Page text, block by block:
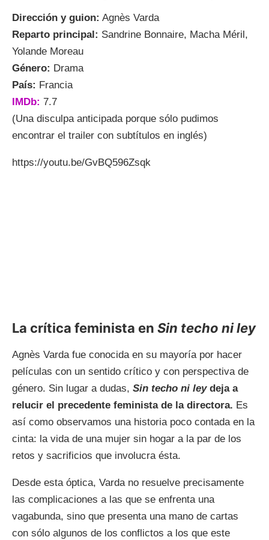
Dirección y guion: Agnès Varda
Reparto principal: Sandrine Bonnaire, Macha Méril,
Yolande Moreau
Género: Drama
País: Francia
IMDb: 7.7
(Una disculpa anticipada porque sólo pudimos
encontrar el trailer con subtítulos en inglés)
https://youtu.be/GvBQ596Zsqk
La crítica feminista en Sin techo ni ley
Agnès Varda fue conocida en su mayoría por hacer
películas con un sentido crítico y con perspectiva de
género. Sin lugar a dudas, Sin techo ni leydeja a
relucir el precedente feminista de la directora. Es
así como observamos una historia poco contada en la
cinta: la vida de una mujer sin hogar a la par de los
retos y sacrificios que involucra ésta.
Desde esta óptica, Varda no resuelve precisamente
las complicaciones a las que se enfrenta una
vagabunda, sino que presenta una mano de cartas
con sólo algunos de los conflictos a los que este